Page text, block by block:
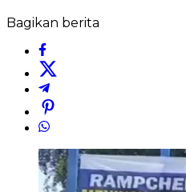
Bagikan berita